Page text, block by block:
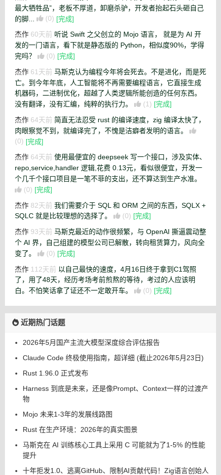
最大牺牲品”，老板不厚道，卸磨杀驴，开发者抬起石头砸自己
的脚...
(0) [完成]
杰作 60天前 听说 Swift 之父创立的 Mojo 语言， 就是为 AI 开
发的一门语言，看下就是静态版的 Python，相似度90%，学得
完吗？
(0) [完成]
杰作 61天前 马斯克认为编程今年将会死去。不是进化，而是死
亡。到今年年底，人工智能将不再需要编程语言，它直接生成
机器码，二进制优化，超越了人类逻辑所能创造的任何东西。
没有翻译，没有汇编，纯粹的执行力。
(1) [完成]
杰作 64天前 简直无法忍受 rust 的编译速度，zig 编译太快了，
肉眼察觉不到，就编译完了，不愧是洁癖者发明的语言。
(0) [完成]
杰作 64天前 使用最便宜的 deepseek 写一个接口，涉及实体、
repo,service,handler 逻辑,花费 0.13元，看似很便宜，开发一
个几千个接口项目是一笔不菲的支出，还不算达到生产水准。
(0) [完成]
杰作 82天前 我们需要介于 SQL 和 ORM 之间的东西，SQLX +
SQLC 就是比较理想的选择了。
(0) [完成]
杰作 93天前 马斯克最近的动作很频繁，与 OpenAI 撕逼震动整
个 AI 界，自己组建的模型公司已解散，转向租赁算力，风向全
变了。
(0) [完成]
杰作 112天前 以自己最快的速度，4月16日终于拿到C1驾照
了，用了48天，经历考场考前煎熬的等待，考过的人应该明
白。不怕笑话拿了证还不一定敢开车。
(0) [完成]
近期热门话题
2026年5月国产主流大模型深度综合评估报告
Claude Code 终极使用指南，超详细 (截止2026年5月23日)
Rust 1.96.0 正式发布
Harness 到底是未来，还是像Prompt、Context一样的过渡产
物
Mojo 未来1-3年的发展线路图
Rust 在生产环境：2026年的真实图景
马斯克在 AI 训练核心工具上采用 C 可能就为了1-5% 的性能
提升
十年拒发1.0、逃离GitHub、限制AI贡献代码！Zig语言创始人